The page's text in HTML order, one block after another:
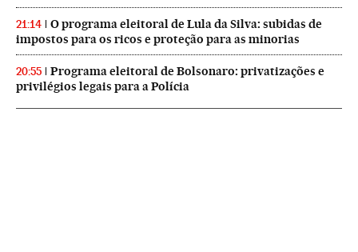
21:14
O programa eleitoral de Lula da Silva: subidas de
impostos para os ricos e proteção para as minorias
20:55
Programa eleitoral de Bolsonaro: privatizações e
privilégios legais para a Polícia